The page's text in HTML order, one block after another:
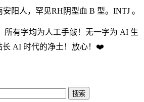
阳人，罕见RH阴型血 B 型。INTJ 。
有字均为人工手敲！无一字为 AI 生
长 AI 时代的净土！放心！❤️